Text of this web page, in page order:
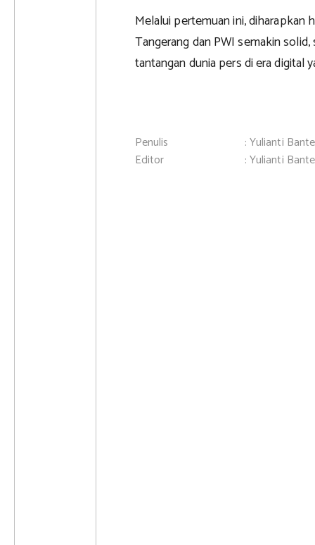
Melalui pertemuan ini, diharapkan
Tangerang dan PWI semakin
tantangan dunia pers di era digital
Penulis
: Yulianti
Editor
: Yulianti